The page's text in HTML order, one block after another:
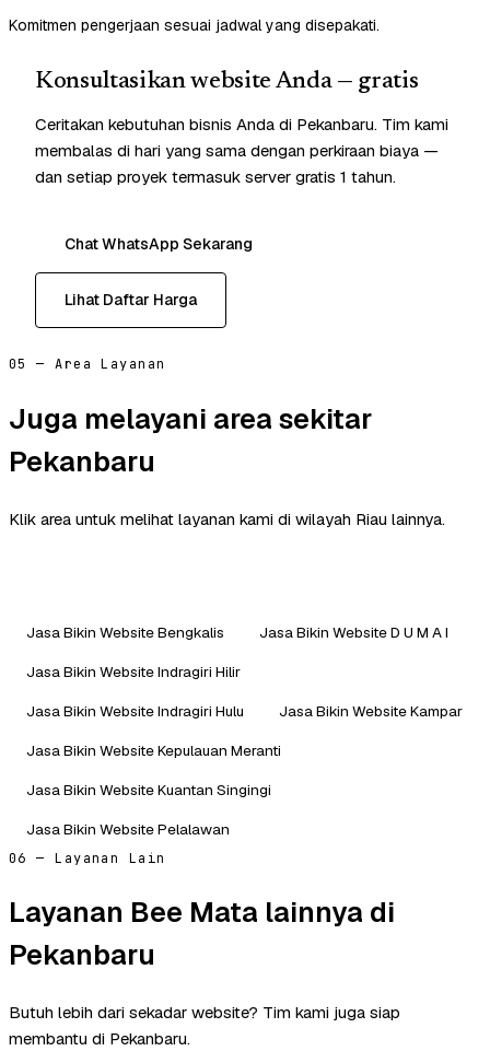
Komitmen pengerjaan sesuai jadwal yang disepakati.
Konsultasikan website Anda — gratis
Ceritakan kebutuhan bisnis Anda di Pekanbaru. Tim kami
membalas di hari yang sama dengan perkiraan biaya —
dan setiap proyek termasuk server gratis 1 tahun.
Chat WhatsApp Sekarang
Lihat Daftar Harga
05 — Area Layanan
Juga melayani area sekitar
Pekanbaru
Klik area untuk melihat layanan kami di wilayah Riau lainnya.
Jasa Bikin Website Bengkalis
Jasa Bikin Website D U M A I
Jasa Bikin Website Indragiri Hilir
Jasa Bikin Website Indragiri Hulu
Jasa Bikin Website Kampar
Jasa Bikin Website Kepulauan Meranti
Jasa Bikin Website Kuantan Singingi
Jasa Bikin Website Pelalawan
06 — Layanan Lain
Layanan Bee Mata lainnya di
Pekanbaru
Butuh lebih dari sekadar website? Tim kami juga siap
membantu di Pekanbaru.